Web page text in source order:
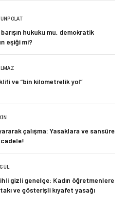
hukuku mu, demokratik
eşiği mi?
ve “bin kilometrelik yol”
yararak çalışma: Yasaklara ve sansüre
gizli genelge: Kadın öğretmenlere
ve gösterişli kıyafet yasağı